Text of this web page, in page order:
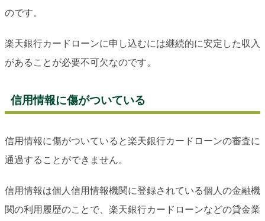
のです。
楽天銀行カードローンに申し込むには継続的に安定した収入
があることが必要不可欠なのです。
信用情報に傷がついている
信用情報に傷がついていると楽天銀行カードローンの審査に
通過することができません。
信用情報は個人信用情報機関に登録されている個人の金融機
関の利用履歴のことで、楽天銀行カードローンなどの貸金業